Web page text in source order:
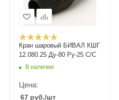
Кран шаровый БИВАЛ КШГ
12.080.25 Ду-80 Ру-25 С/С
В наличии
Цена:
67 руб./шт